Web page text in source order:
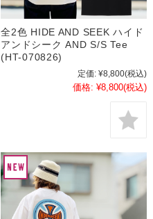
全2色 HIDE AND SEEK ハイド
アンドシーク AND S/S Tee
(HT-070826)
定価: ¥8,800(税込)
価格: ¥8,800(税込)